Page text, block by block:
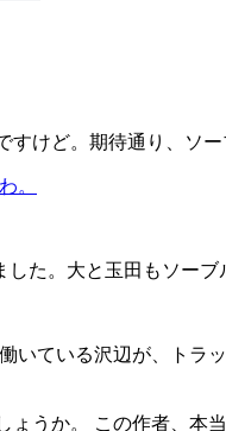
けど。期待通り、ソ
。
た。大と玉田もソー
いている沢辺が、ト
うか。 この作者、本